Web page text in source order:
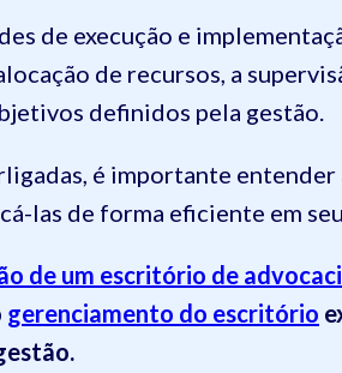
de execução e
de recursos, a
definidos pela gestão.
é importante
las de forma eficiente em
de um escritório de
gerenciamento do escritório